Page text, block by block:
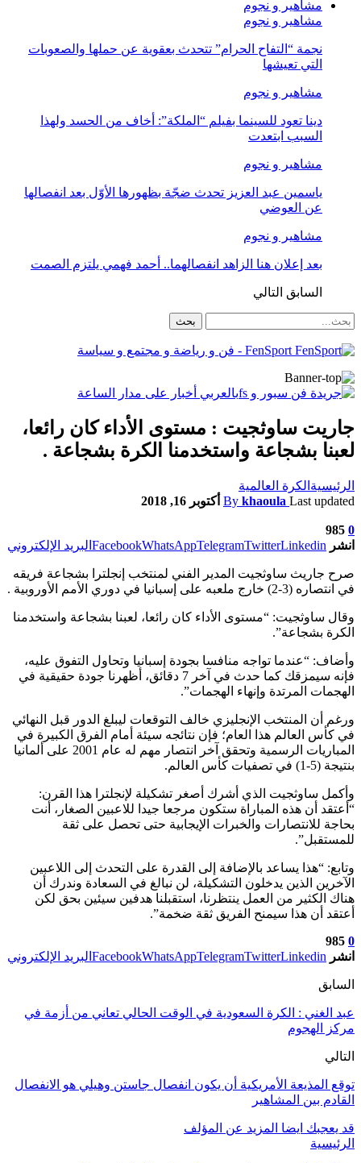
مشاهير و نجوم
مشاهير و نجوم
نجمة “التفاح الحرام” تتحدث بعقوية عن حملها والصعوبات
التي تعيشها
مشاهير و نجوم
دينا تعود للسينما بفيلم “الملكة”: أخاف من الحسد ولهذا
السبب ابتعدت
مشاهير و نجوم
ياسمين عبد العزيز تحدث ضجّة بظهورها الأوّل بعد انفصالها
عن العوضي
مشاهير و نجوم
بعد إعلان هنا الزاهد انفصالهما.. أحمد فهمي يلتزم الصمت
السابق التالي
FenSport - فن و رياضة و مجتمع و سياسة
جاريت ساوثجيت : مستوى الأداء كان رائعا،
لعبنا بشجاعة واستخدمنا الكرة بشجاعة .
الرئيسية الكرة العالمية
By khaoula Last updated أكتوبر 16, 2018
0
985
انشر
FacebookWhatsAppTelegramTwitterLinkedin البريد الإلكتروني
صرح جاريث ساوثجيت المدير الفني لمنتخب إنجلترا بشجاعة فريقه
في انتصاره (3-2) خارج ملعبه على إسبانيا في دوري الأمم الأوروبية .
وقال ساوثجيت: “مستوى الأداء كان رائعا، لعبنا بشجاعة واستخدمنا
الكرة بشجاعة”.
وأضاف: “عندما تواجه منافسا بجودة إسبانيا وتحاول التفوق عليه،
فإنه سيمزقك كما حدث في آخر 7 دقائق، أظهرنا جودة حقيقية في
الهجمات المرتدة وإنهاء الهجمات”.
ورغم أن المنتخب الإنجليزي خالف التوقعات ليبلغ الدور قبل النهائي
في كأس العالم هذا العام؛ فإن نتائجه سيئة أمام الفرق الكبيرة في
المباريات الرسمية وتحقق آخر انتصار مهم له عام 2001 على ألمانيا
بنتيجة (5-1) في تصفيات كأس العالم.
وأكمل ساوثجيت الذي أشرك أصغر تشكيلة لإنجلترا هذا القرن:
“أعتقد أن هذه المباراة ستكون مرجعا جيدا للاعبين الصغار، أنت
بحاجة للانتصارات والخبرات الإيجابية حتى تحصل على ثقة
للمستقبل”.
وتابع: “هذا يساعد بالإضافة إلى القدرة على التحدث إلى اللاعبين
الآخرين الذين يدخلون التشكيلة، لن نبالغ في السعادة وندرك أن
هناك الكثير من العمل ينتظرنا، استقبلنا هدفين سيئين بحق لكن
أعتقد أن هذا سيمنح الفريق ثقة ضخمة”.
0
985
انشر
FacebookWhatsAppTelegramTwitterLinkedin البريد الإلكتروني
السابق
عبد الغني : الكرة السعودية في الوقت الحالي تعاني من أزمة في
مركز الهجوم
التالي
توقع المذيعة الأمريكية أن يكون انفصال جاستن وهيلي هو الانفصال
القادم بين المشاهير
قد يعجبك ايضا المزيد عن المؤلف
الرئيسية